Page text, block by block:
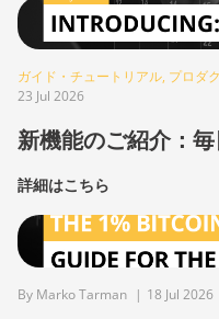
ガイド・チュートリアル, プロダ
23 Jul 2026
新機能のご紹介：毎
詳細はこちら
By Marko Tarman | 18 Jul 2026